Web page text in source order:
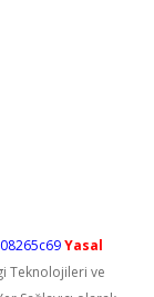
Yasal
Teknolojileri ve